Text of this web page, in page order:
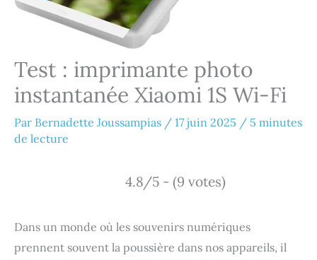
Test : imprimante photo
instantanée Xiaomi 1S Wi-Fi
Par Bernadette Joussampias / 17 juin 2025 / 5 minutes
de lecture
4.8/5 - (9 votes)
Dans un monde où les souvenirs numériques
prennent souvent la poussière dans nos appareils, il